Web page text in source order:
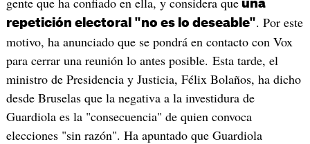
una
repetición electoral "no es lo deseable". Por este
motivo, ha anunciado que se pondrá en contacto con Vox
para cerrar una reunión lo antes posible. Esta tarde, el
ministro de Presidencia y Justicia, Félix Bolaños, ha dicho
desde Bruselas que la negativa a la investidura de
Guardiola es la "consecuencia" de quien convoca
elecciones "sin razón". Ha apuntado que Guardiola